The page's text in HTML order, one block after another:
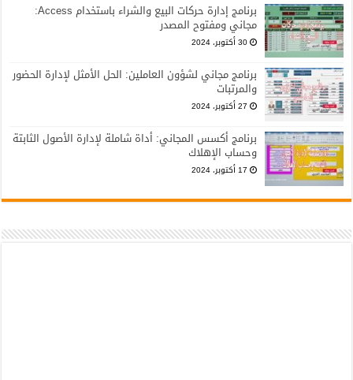
برنامج إدارة حركات البيع والشراء باستخدام Access:
مجاني ومفتوح المصدر
30 أكتوبر، 2024
برنامج مجاني لشؤون العاملين: الحل الأمثل لإدارة الحضور
والمرتبات
27 أكتوبر، 2024
برنامج أكسس المجاني: أداة شاملة لإدارة الأصول الثابتة
وحساب الإهلاك
17 أكتوبر، 2024